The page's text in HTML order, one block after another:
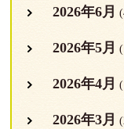
2026年6月
2026年5月
2026年4月
2026年3月